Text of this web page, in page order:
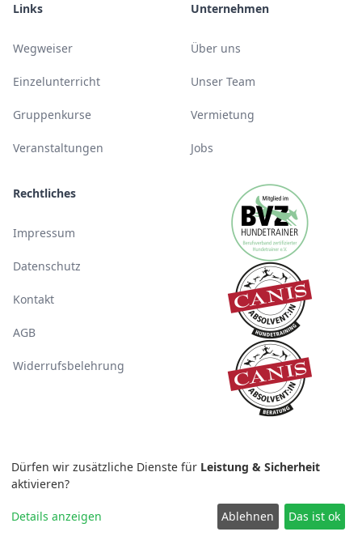
Links
Wegweiser
Einzelunterricht
Gruppenkurse
Veranstaltungen
Unternehmen
Über uns
Unser Team
Vermietung
Jobs
Rechtliches
Impressum
Datenschutz
Kontakt
AGB
Widerrufsbelehrung
© 2026 Canigo GmbH. Alle Rechte vorbehalten.
* Alle Preise verstehen sich inkl. der gesetztlich gültigen MwSt.
Dürfen wir zusätzliche Dienste für Leistung & Sicherheit
aktivieren?
Details anzeigen Ablehnen Das ist ok